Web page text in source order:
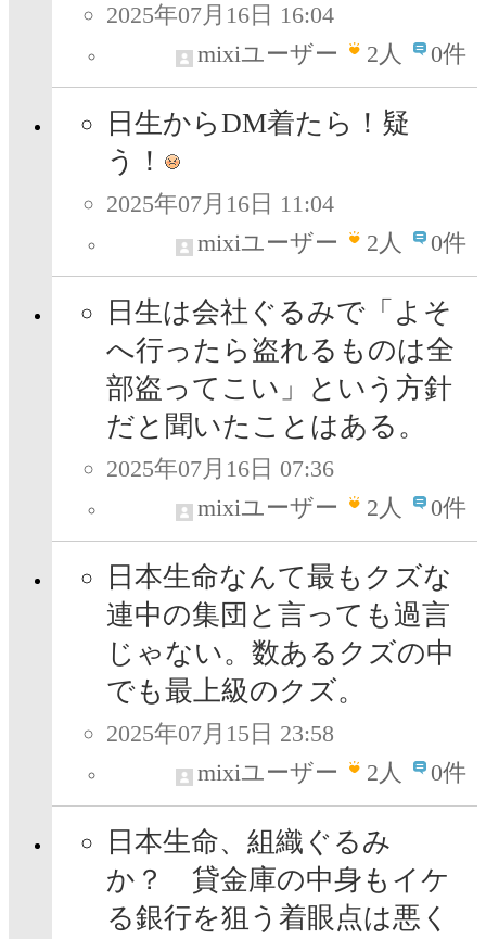
2025年07月16日 16:04
mixiユーザー
2人 0件
日生からDM着たら！疑
う！
2025年07月16日 11:04
mixiユーザー
2人 0件
日生は会社ぐるみで「よそ
へ行ったら盗れるものは全
部盗ってこい」という方針
だと聞いたことはある。
2025年07月16日 07:36
mixiユーザー
2人 0件
日本生命なんて最もクズな
連中の集団と言っても過言
じゃない。数あるクズの中
でも最上級のクズ。
2025年07月15日 23:58
mixiユーザー
2人 0件
日本生命、組織ぐるみ
か？ 貸金庫の中身もイケ
る銀行を狙う着眼点は悪く